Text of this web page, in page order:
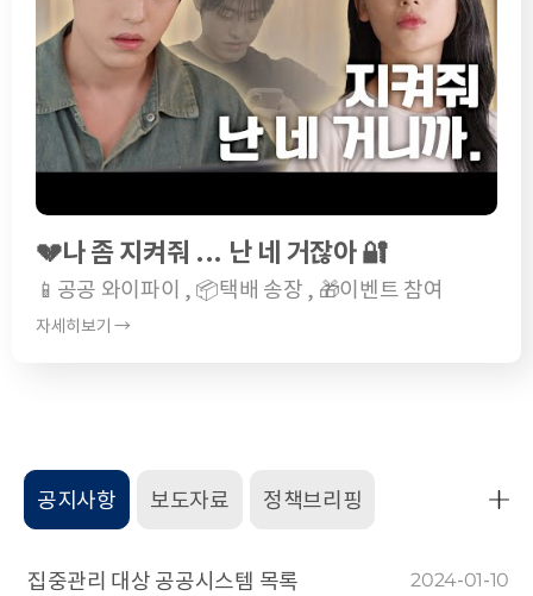
💔나 좀 지켜줘 ... 난 네 거잖아 🔐
📱공공 와이파이 , 📦택배 송장 , 🎁이벤트 참여
자세히보기 →
공지사항
집중관리 대상 공공시스템 목록 2024-01-10
사
보도자료 정책브리핑